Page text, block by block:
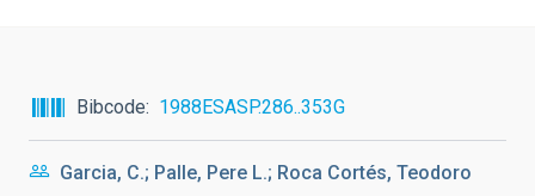
Bibcode 1988ESASP.286..353G
Garcia, C.; Palle, Pere L.; Roca Cortés, Teodoro